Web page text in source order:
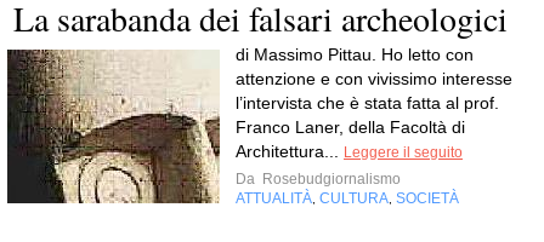
La sarabanda dei falsari archeologici
di Massimo Pittau. Ho letto con
attenzione e con vivissimo interesse
l’intervista che è stata fatta al prof.
Franco Laner, della Facoltà di
Architettura...
Leggere il seguito
Da Rosebudgiornalismo
ATTUALITÀ CULTURA SOCIETÀ